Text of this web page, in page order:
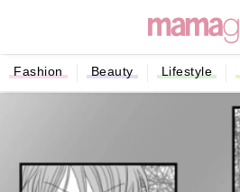
Fashion Beauty Lifestyle